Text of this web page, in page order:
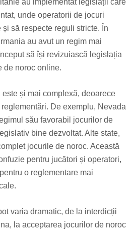
au implementat legislații care
unde operatorii de jocuri
să respecte reguli stricte. În
au avut un regim mai
să își revizuiască legislația
de noroc online.
este și mai complexă, deoarece
De exemplu, Nevada
său favorabil jocurilor de
bine dezvoltat. Alte state,
jocurile de noroc. Această
pentru jucători și operatori,
o reglementare mai
varia dramatic, de la interdicții
la acceptarea jocurilor de noroc